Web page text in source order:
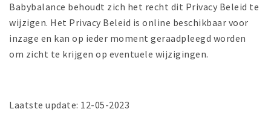
Babybalance behoudt zich het recht dit Privacy Beleid te
wijzigen. Het Privacy Beleid is online beschikbaar voor
inzage en kan op ieder moment geraadpleegd worden
om zicht te krijgen op eventuele wijzigingen.
Laatste update: 12-05-2023